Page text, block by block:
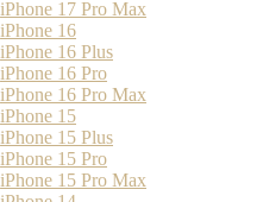
iPhone 17 Pro Max
iPhone 16
iPhone 16 Plus
iPhone 16 Pro
iPhone 16 Pro Max
iPhone 15
iPhone 15 Plus
iPhone 15 Pro
iPhone 15 Pro Max